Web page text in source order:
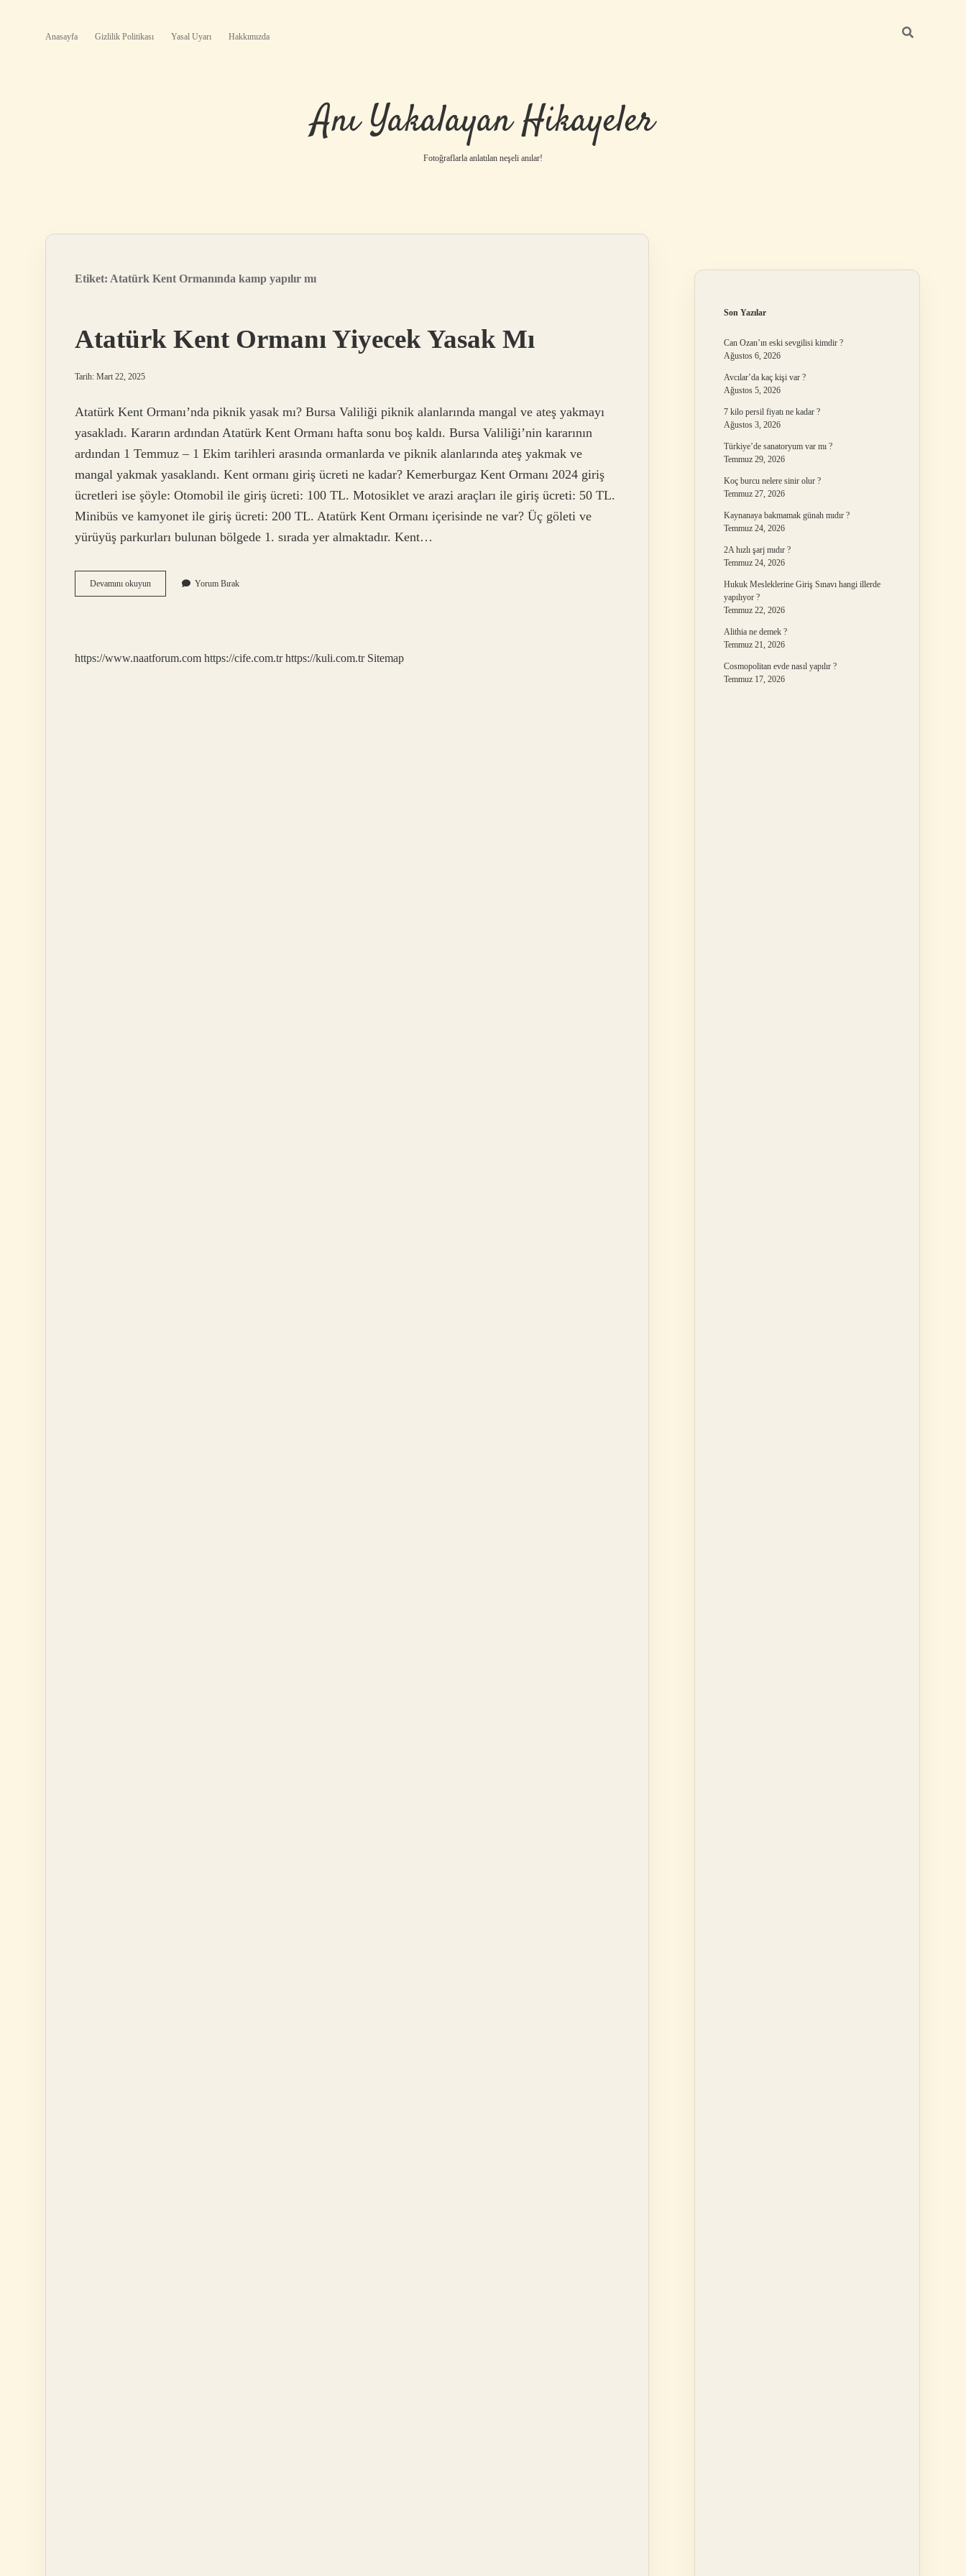
Anasayfa Gizlilik Politikası Yasal Uyarı Hakkımızda
Anı Yakalayan Hikayeler
Fotoğraflarla anlatılan neşeli anılar!
Etiket: Atatürk Kent Ormanında kamp yapılır mı
Atatürk Kent Ormanı Yiyecek Yasak Mı
Tarih: Mart 22, 2025
Atatürk Kent Ormanı’nda piknik yasak mı? Bursa Valiliği piknik alanlarında mangal ve ateş yakmayı
yasakladı. Kararın ardından Atatürk Kent Ormanı hafta sonu boş kaldı. Bursa Valiliği’nin kararının
ardından 1 Temmuz – 1 Ekim tarihleri ​​arasında ormanlarda ve piknik alanlarında ateş yakmak ve
mangal yakmak yasaklandı. Kent ormanı giriş ücreti ne kadar? Kemerburgaz Kent Ormanı 2024 giriş
ücretleri ise şöyle: Otomobil ile giriş ücreti: 100 TL. Motosiklet ve arazi araçları ile giriş ücreti: 50 TL.
Minibüs ve kamyonet ile giriş ücreti: 200 TL. Atatürk Kent Ormanı içerisinde ne var? Üç göleti ve
yürüyüş parkurları bulunan bölgede 1. sırada yer almaktadır. Kent…
Devamını okuyunAtatürk
Kent
Yorum Bırak
https://www.naatforum.com https://cife.com.tr https://kuli.com.tr Sitemap
Son Yazılar
Can Ozan’ın eski sevgilisi kimdir ?
Ağustos 6, 2026
Avcılar’da kaç kişi var ?
Ağustos 5, 2026
7 kilo persil fiyatı ne kadar ?
Ağustos 3, 2026
Türkiye’de sanatoryum var mı ?
Temmuz 29, 2026
Koç burcu nelere sinir olur ?
Temmuz 27, 2026
Kaynanaya bakmamak günah mıdır ?
Temmuz 24, 2026
2A hızlı şarj mıdır ?
Temmuz 24, 2026
Hukuk Mesleklerine Giriş Sınavı hangi illerde
yapılıyor ?
Temmuz 22, 2026
Alithia ne demek ?
Temmuz 21, 2026
Cosmopolitan evde nasıl yapılır ?
Temmuz 17, 2026